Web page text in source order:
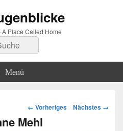
Place Called Home
Menü
Bilder-
Navigation
← Vorheriges Nächstes →
Mehl